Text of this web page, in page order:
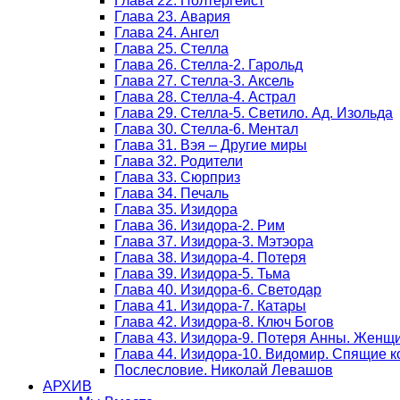
Глава 23. Авария
Глава 24. Ангел
Глава 25. Стелла
Глава 26. Стелла-2. Гарольд
Глава 27. Стелла-3. Аксель
Глава 28. Стелла-4. Астрал
Глава 29. Стелла-5. Светило. Ад. Изольда
Глава 30. Стелла-6. Ментал
Глава 31. Вэя – Другие миры
Глава 32. Родители
Глава 33. Сюрприз
Глава 34. Печаль
Глава 35. Изидора
Глава 36. Изидора-2. Рим
Глава 37. Изидора-3. Мэтэора
Глава 38. Изидора-4. Потеря
Глава 39. Изидора-5. Тьма
Глава 40. Изидора-6. Светодар
Глава 41. Изидора-7. Катары
Глава 42. Изидора-8. Ключ Богов
Глава 43. Изидора-9. Потеря Анны.
Глава 44. Изидора-10. Видомир. Спящие
Послесловие. Николай Левашов
АРХИВ